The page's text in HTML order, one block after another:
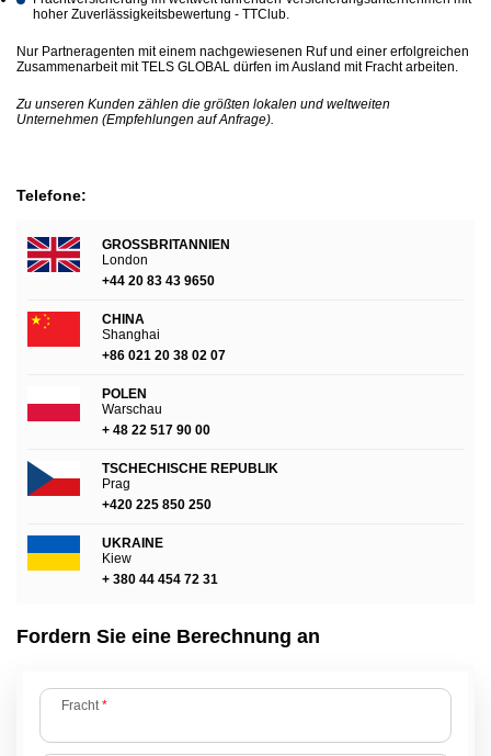
hoher Zuverlässigkeitsbewertung - TTClub.
Nur Partneragenten mit einem nachgewiesenen Ruf und einer erfolgreichen
Zusammenarbeit mit TELS GLOBAL dürfen im Ausland mit Fracht arbeiten.
Zu unseren Kunden zählen die größten lokalen und weltweiten
Unternehmen (Empfehlungen auf Anfrage).
Telefone:
GROSSBRITANNIEN
London
+44 20 83 43 9650
CHINA
Shanghai
+86 021 20 38 02 07
POLEN
Warschau
+ 48 22 517 90 00
TSCHECHISCHE REPUBLIK
Prag
+420 225 850 250
UKRAINE
Kiew
+ 380 44 454 72 31
Fordern Sie eine Berechnung an
Fracht*